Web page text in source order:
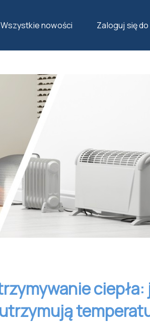
Wszystkie nowości Zaloguj się
CIEPŁA: JAK GRZEJNIKI AENO UTRZYMUJĄ
ciepła: